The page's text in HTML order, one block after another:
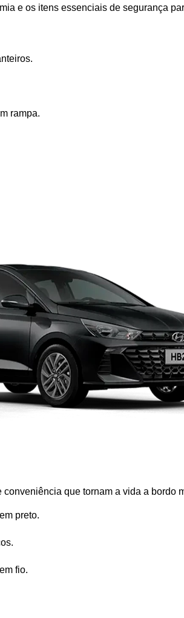
e os itens essenciais de segurança
rampa.
que tornam a vida a bordo
preto.
fio.